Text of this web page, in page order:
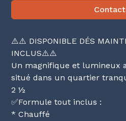
⚠️⚠️ DISPONIBLE DÉS
INCLUS⚠️⚠️
Un magnifique et lumineux
situé dans un quartier
2 ½
✅Formule tout inclus :
* Chauffé